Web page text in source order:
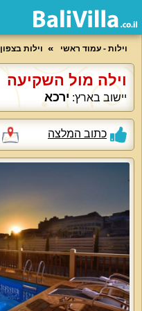
וילות - עמוד ראשי וילות בצפון
וילה מול השקיעה
יישוב בארץ: ירכא
כתוב המלצה